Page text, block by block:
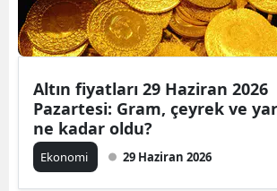
Altın fiyatları 29 Haziran 2026
Pazartesi: Gram, çeyrek ve
ne kadar oldu?
Ekonomi 29 Haziran 2026